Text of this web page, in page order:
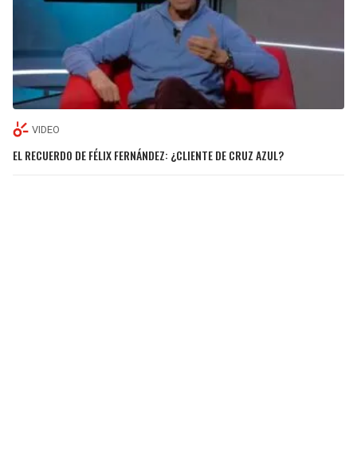
VIDEO
EL RECUERDO DE FÉLIX FERNÁNDEZ: ¿CLIENTE DE CRUZ AZUL?